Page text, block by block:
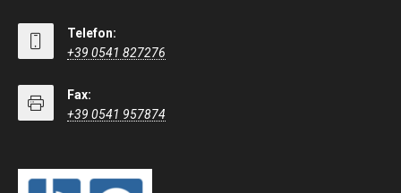
Telefon:
+39 0541 827276
Fax:
+39 0541 957874